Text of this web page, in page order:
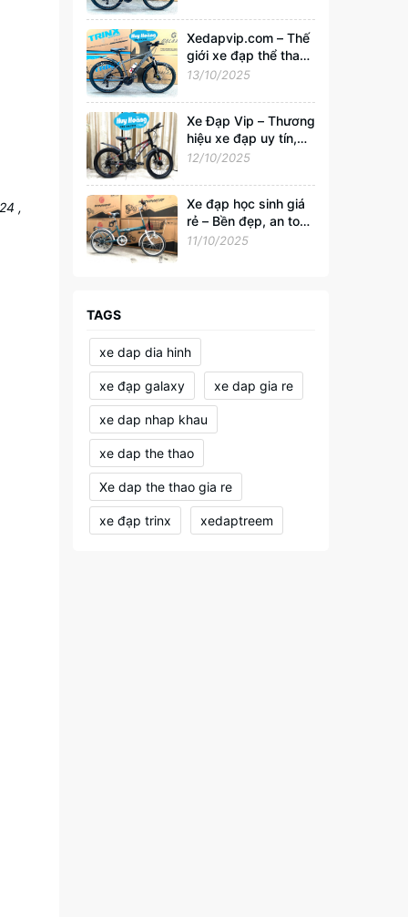
,
Xedapvip.com
Xedapvip.com – Thế
giới xe đạp thể thao
và xe đạp giá rẻ chất
13/10/2025
Xe Đạp Vip – Thương
hiệu xe đạp uy tín,
đồng hành cùng sức
sống Việt
12/10/2025
Xe đạp học sinh giá
rẻ – Bền đẹp, an toàn
cho tuổi đến trường
11/10/2025
TAGS
xe dap dia hinh
xe đạp galaxy xe dap gia re
xe dap nhap khau
xe dap the thao
Xe dap the thao gia re
xe đạp trinx xedaptreem